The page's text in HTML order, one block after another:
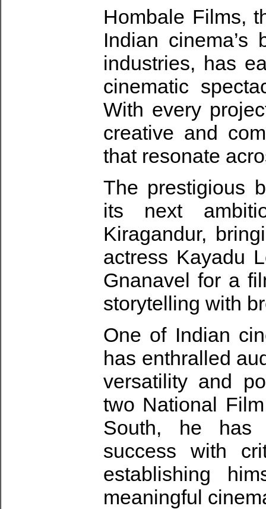
Hombale Films,
Indian cinema’s
industries, has
cinematic
With every
creative and
that resonate
The prestigious
its next
Kiragandur,
actress Kayadu
Gnanavel for a
storytelling with
One of Indian
has enthralled
versatility and
two National
South, he has
success with
establishing
meaningful